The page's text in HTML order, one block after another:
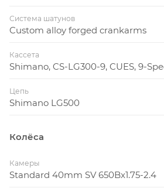
Система шатунов
Custom alloy forged crankarms
Кассета
Shimano, CS-LG300-9, CUES, 9-
Цепь
Shimano LG500
Колёса
Камеры
Standard 40mm SV 650Bx1.75-2.4